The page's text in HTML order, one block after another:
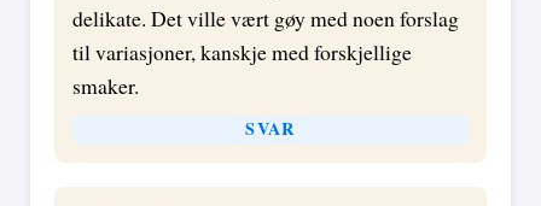
delikate. Det ville vært gøy med noen forslag
til variasjoner, kanskje med forskjellige
smaker.
SVAR